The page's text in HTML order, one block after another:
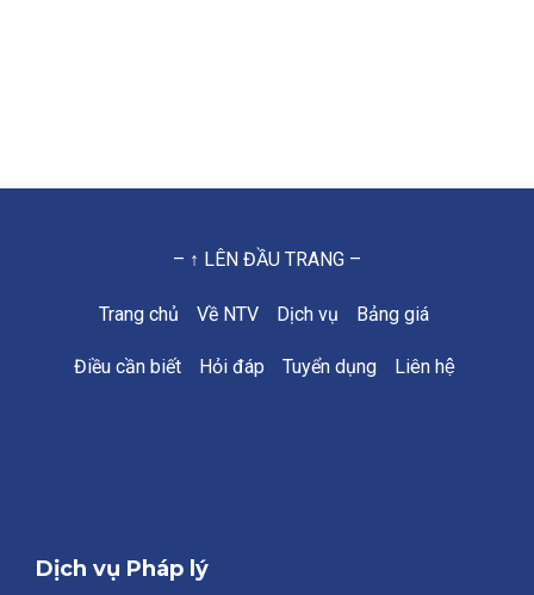
– ↑ LÊN ĐẦU TRANG –
Trang chủ Về NTV Dịch vụ Bảng giá
Điều cần biết Hỏi đáp Tuyển dụng Liên hệ
Dịch vụ Pháp lý